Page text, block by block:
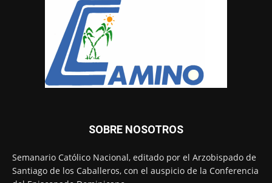
SOBRE NOSOTROS
Semanario Católico Nacional, editado por el Arzobispado de
Santiago de los Caballeros, con el auspicio de la Conferencia